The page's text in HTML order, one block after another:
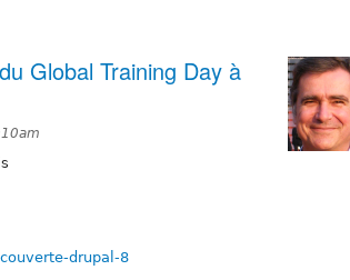
Global Training Day à
drupal-8